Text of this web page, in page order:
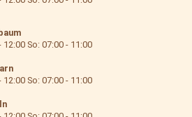
So: 07:00 - 11:00
So: 07:00 - 11:00